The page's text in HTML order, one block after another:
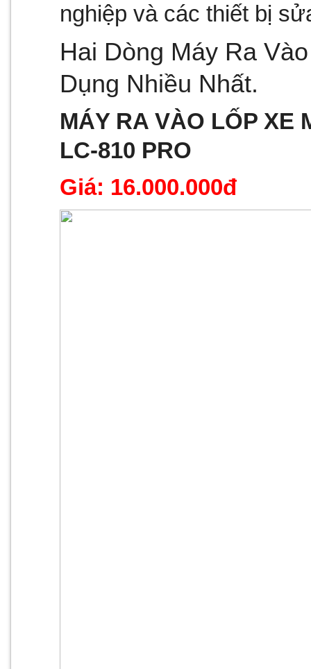
nghiệp và các thiết bị
Hai Dòng Máy Ra
Dụng Nhiều Nhất.
MÁY RA VÀO LỐP XE
LC-810 PRO
Giá: 16.000.000đ